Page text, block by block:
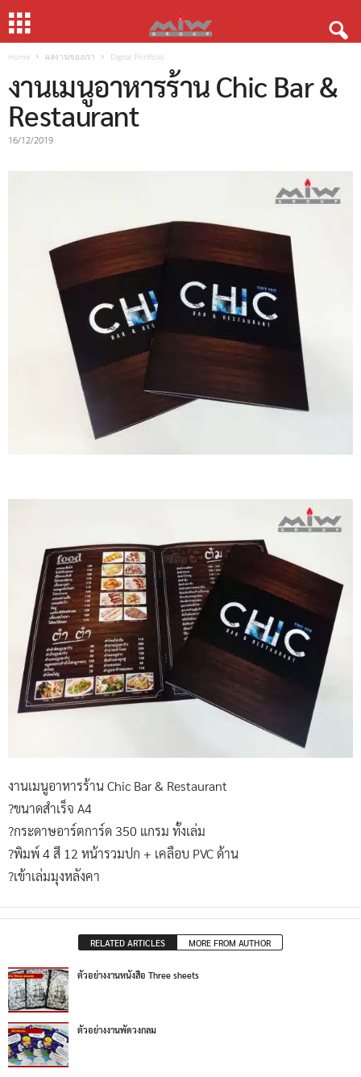
Home ผลงานของเรา Digital Portfolio
งานเมนูอาหารร้าน Chic Bar &
Restaurant
16/12/2019
งานเมนูอาหารร้าน Chic Bar & Restaurant
?ขนาดสำเร็จ A4
?กระดาษอาร์ตการ์ด 350 แกรม ทั้งเล่ม
?พิมพ์ 4 สี 12 หน้ารวมปก + เคลือบ PVC ด้าน
?เข้าเล่มมุงหลังคา
RELATED ARTICLES MORE FROM AUTHOR
ตัวอย่างงานหนังสือ Three sheets
ตัวอย่างงานพัดวงกลม